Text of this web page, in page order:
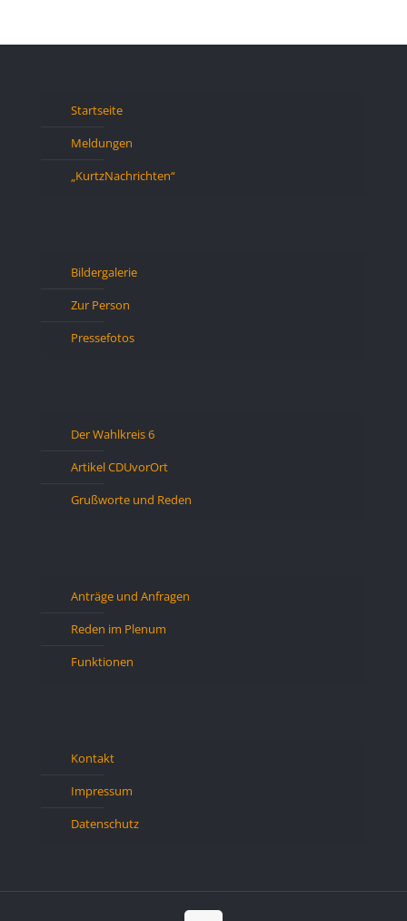
Startseite
Meldungen
„KurtzNachrichten“
Bildergalerie
Zur Person
Pressefotos
Der Wahlkreis 6
Artikel CDUvorOrt
Grußworte und Reden
Anträge und Anfragen
Reden im Plenum
Funktionen
Kontakt
Impressum
Datenschutz